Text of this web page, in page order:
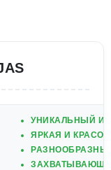
УНИКАЛЬНЫЙ
ЯРКАЯ И